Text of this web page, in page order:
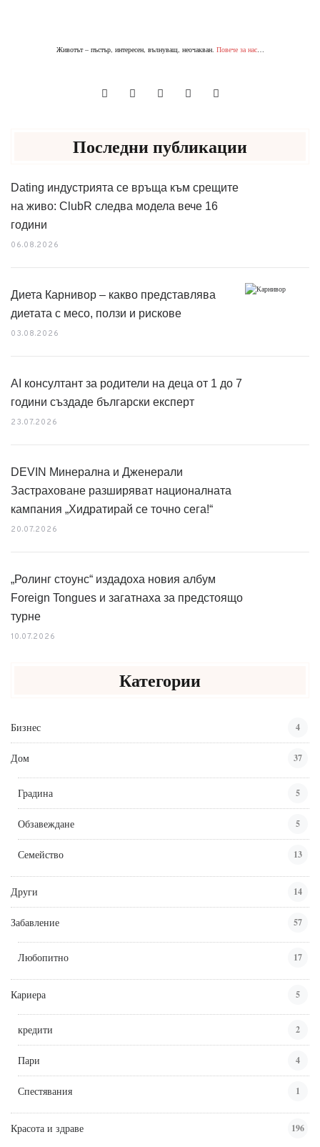
Животът – пъстър, интересен, вълнуващ, неочакван. Повече за нас…
Последни публикации
Dating индустрията се връща към срещите
на живо: ClubR следва модела вече 16
години
06.08.2026
Диета Карнивор – какво представлява
диетата с месо, ползи и рискове
03.08.2026
AI консултант за родители на деца от 1 до 7
години създаде български експерт
23.07.2026
DEVIN Минерална и Дженерали
Застраховане разширяват националната
кампания „Хидратирай се точно сега!“
20.07.2026
„Ролинг стоунс“ издадоха новия албум
Foreign Tongues и загатнаха за предстоящо
турне
10.07.2026
Категории
Бизнес 4
Дом 37
Градина 5
Обзавеждане 5
Семейство 13
Други 14
Забавление 57
Любопитно 17
Кариера 5
кредити 2
Пари 4
Спестявания 1
Красота и здраве 196